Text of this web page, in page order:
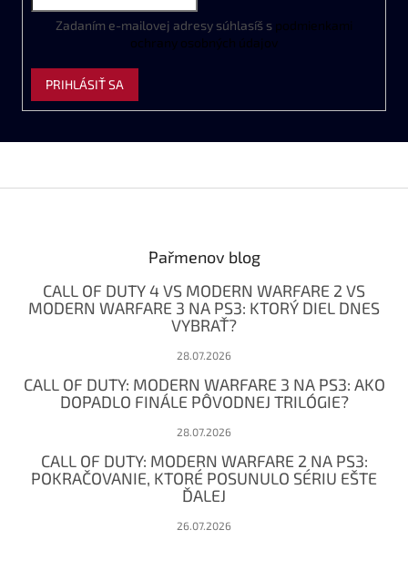
Zadaním e-mailovej adresy súhlasíš s podmienkami
ochrany osobných údajov
PRIHLÁSIŤ SA
Pařmenov blog
CALL OF DUTY 4 VS MODERN WARFARE 2 VS
MODERN WARFARE 3 NA PS3: KTORÝ DIEL DNES
VYBRAŤ?
28.07.2026
CALL OF DUTY: MODERN WARFARE 3 NA PS3: AKO
DOPADLO FINÁLE PÔVODNEJ TRILÓGIE?
28.07.2026
CALL OF DUTY: MODERN WARFARE 2 NA PS3:
POKRAČOVANIE, KTORÉ POSUNULO SÉRIU EŠTE
ĎALEJ
26.07.2026